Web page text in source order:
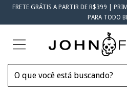
FRETE GRÁTIS A PARTIR DE R$399 |
PARA TODO